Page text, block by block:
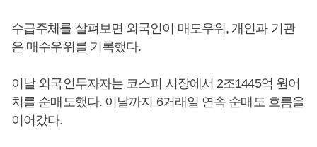
수급주체를 살펴보면 외국인이 매도우위, 개인과 기관
은 매수우위를 기록했다.
이날 외국인투자자는 코스피 시장에서 2조1445억 원어
치를 순매도했다. 이날까지 6거래일 연속 순매도 흐름을
이어갔다.